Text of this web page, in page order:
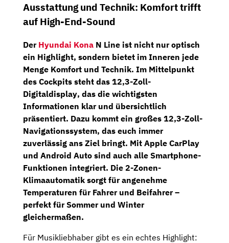
Ausstattung und Technik: Komfort trifft
auf High-End-Sound
Der Hyundai Kona N Line ist nicht nur optisch
ein Highlight, sondern bietet im Inneren jede
Menge Komfort und Technik. Im Mittelpunkt
des Cockpits steht das 12,3-Zoll-
Digitaldisplay, das die wichtigsten
Informationen klar und übersichtlich
präsentiert. Dazu kommt ein großes 12,3-Zoll-
Navigationssystem, das euch immer
zuverlässig ans Ziel bringt. Mit Apple CarPlay
und Android Auto sind auch alle Smartphone-
Funktionen integriert. Die 2-Zonen-
Klimaautomatik sorgt für angenehme
Temperaturen für Fahrer und Beifahrer –
perfekt für Sommer und Winter
gleichermaßen.
Für Musikliebhaber gibt es ein echtes Highlight: